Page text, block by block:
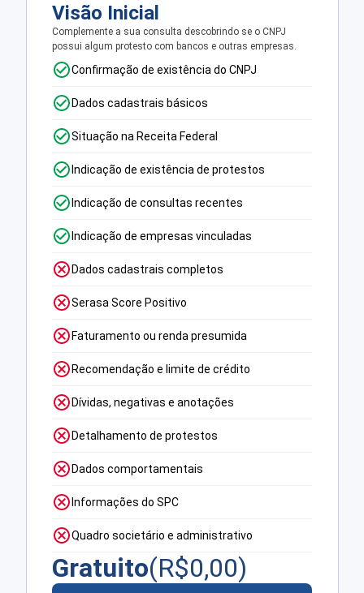
Visão Inicial
Complemente a sua consulta descobrindo se o CNPJ
possui algum protesto com bancos e outras empresas.
Confirmação de existência do CNPJ
Dados cadastrais básicos
Situação na Receita Federal
Indicação de existência de protestos
Indicação de consultas recentes
Indicação de empresas vinculadas
Dados cadastrais completos
Serasa Score Positivo
Faturamento ou renda presumida
Recomendação e limite de crédito
Dívidas, negativas e anotações
Detalhamento de protestos
Dados comportamentais
Informações do SPC
Quadro societário e administrativo
Gratuito(R$0,00)